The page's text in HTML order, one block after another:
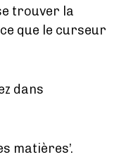
trouver la
que le curseur
dans
matières’.